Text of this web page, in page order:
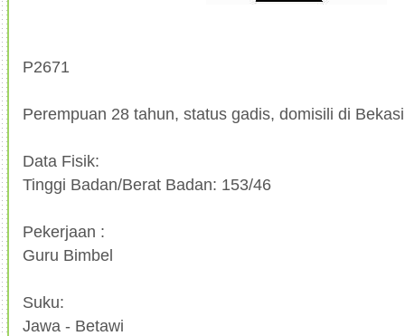
P2671
Perempuan 28 tahun, status gadis, domisili di Bekasi
Data Fisik:
Tinggi Badan/Berat Badan: 153/46
Pekerjaan :
Guru Bimbel
Suku:
Jawa - Betawi